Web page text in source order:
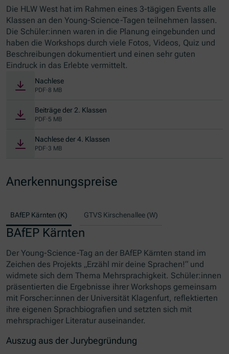
Die HLW West hat im Rahmen eines 3-tägigen Events alle
Klassen an den Young-Science-Tagen teilnehmen lassen.
Die Schüler:innen waren in die Planung eingebunden und
haben die Workshops durch viele Fotos, Videos, Quiz und
Beschreibungen dokumentiert und einen sehr guten
Eindruck in das Erlebte vermittelt.
Nachlese
PDF· 8 MB
Beiträge der 2. Klassen
PDF· 5 MB
Nachlese der 4. Klassen
PDF· 3 MB
Anerkennungspreise
BAfEP Kärnten (K) GTVS Kirschenallee (W)
BAfEP Kärnten
Der Young-Science-Tag an der BAfEP Kärnten stand im
Zeichen des Projekts „Erzähl mir deine Sprachen!“ und
widmete sich dem Thema Mehrsprachigkeit. Schüler:innen
präsentierten die Ergebnisse ihrer Workshops gemeinsam
mit Forscher:innen der Universität Klagenfurt, reflektierten
ihre eigenen Sprachbiografien und setzten sich mit
mehrsprachiger Literatur auseinander.
Auszug aus der Jurybegründung